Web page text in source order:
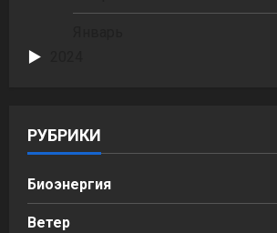
РУБРИКИ
Биоэнергия
Ветер